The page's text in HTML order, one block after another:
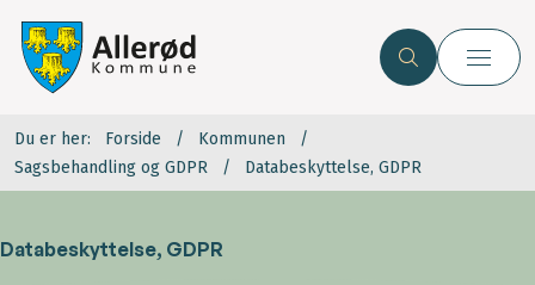
Du er her: Forside
Kommunen
Sagsbehandling og GDPR
Databeskyttelse, GDPR
Databeskyttelse, GDPR